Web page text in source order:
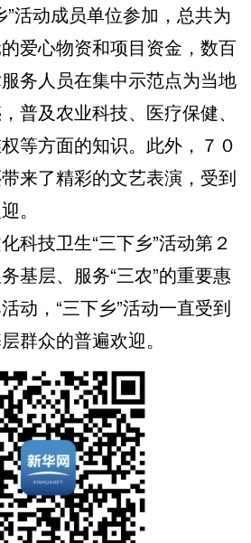
”活动成员单位参加，总共为
爱心物资和项目资金，数百
务人员在集中示范点为当地
普及农业科技、医疗保健、
等方面的知识。此外，７０
来了精彩的文艺表演，受到
。
技卫生“三下乡”活动第２
基层、服务“三农”的重要惠
动，“三下乡”活动一直受到
群众的普遍欢迎。